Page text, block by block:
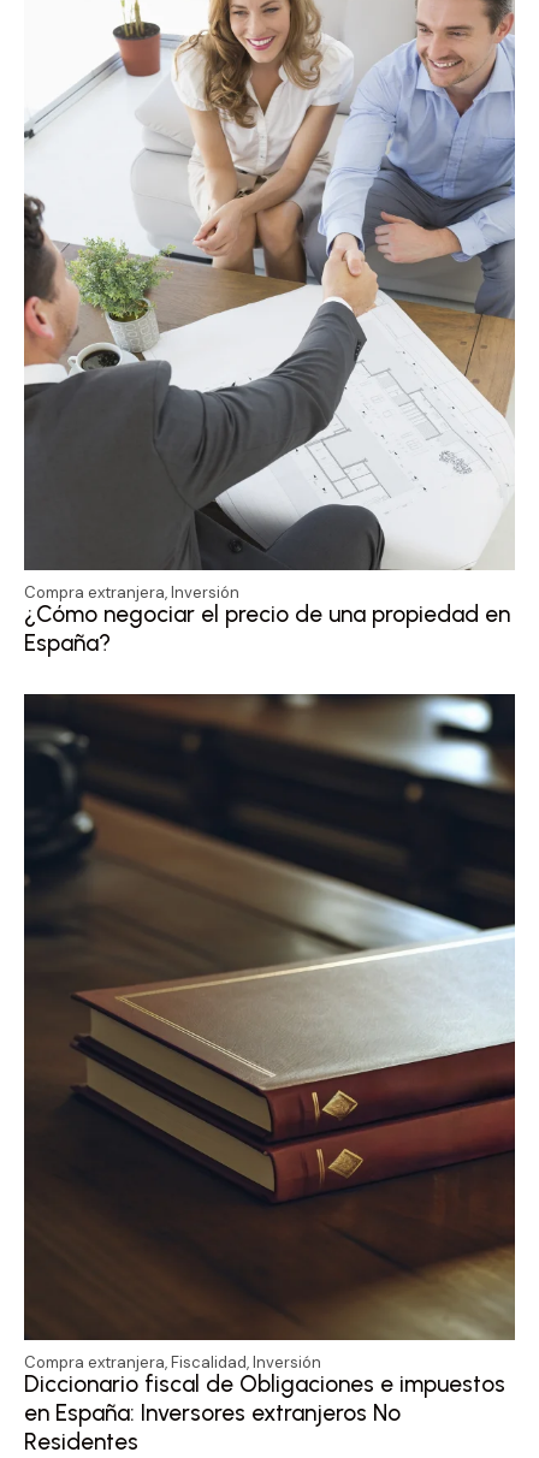
Compra extranjera,Inversión
¿Cómo negociar el precio de una propiedad en
España?
Compra extranjera,Fiscalidad,Inversión
Diccionario fiscal de Obligaciones e impuestos
en España: Inversores extranjeros No
Residentes